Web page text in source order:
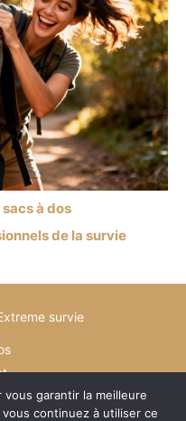
à dos
de la survie
survie
garantir la meilleure
continuez à utiliser ce